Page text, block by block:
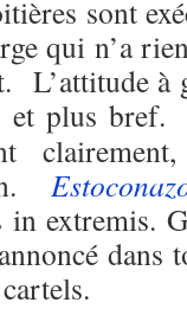
sont
qui n’a
L’attitude à
et plus
in extremis.
dans